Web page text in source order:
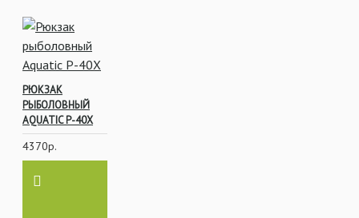
РЮКЗАК
РЫБОЛОВНЫЙ
AQUATIC Р-40Х
4370р.